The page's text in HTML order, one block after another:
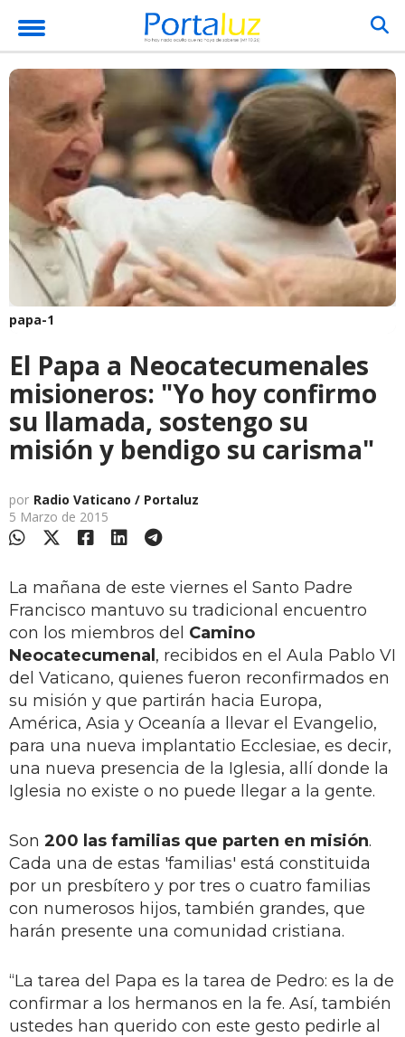
papa-1
El Papa a Neocatecumenales
misioneros: "Yo hoy confirmo
su llamada, sostengo su
misión y bendigo su carisma"
por Radio Vaticano / Portaluz
5 Marzo de 2015
La mañana de este viernes el Santo Padre
Francisco mantuvo su tradicional encuentro
con los miembros del Camino
Neocatecumenal , recibidos en el Aula Pablo VI
del Vaticano, quienes fueron reconfirmados en
su misión y que partirán hacia Europa,
América, Asia y Oceanía a llevar el Evangelio,
para una nueva implantatio Ecclesiae, es decir,
una nueva presencia de la Iglesia, allí donde la
Iglesia no existe o no puede llegar a la gente.
Son 200 las familias que parten en misión.
Cada una de estas 'familias' está constituida
por un presbítero y por tres o cuatro familias
con numerosos hijos, también grandes, que
harán presente una comunidad cristiana.
“La tarea del Papa es la tarea de Pedro: es la de
confirmar a los hermanos en la fe. Así, también
ustedes han querido con este gesto pedirle al